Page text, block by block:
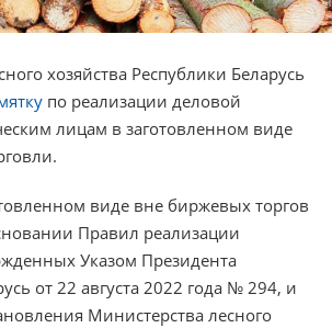
хозяйства Республики Беларусь
по реализации деловой
лицам в заготовленном виде
виде вне биржевых торгов
Правил реализации
Указом Президента
от 22 августа 2022 года № 294, и
Министерства лесного